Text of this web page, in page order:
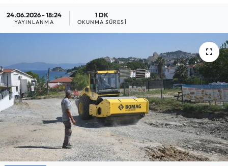
24.06.2026 - 18:24
YAYINLANMA
1 DK
OKUNMA SÜRESI